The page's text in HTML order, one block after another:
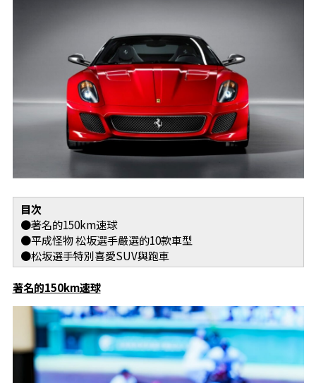
目次
●著名的150km速球
●平成怪物 松坂選手嚴選的10款車型
●松坂選手特別喜愛SUV與跑車
著名的150km速球